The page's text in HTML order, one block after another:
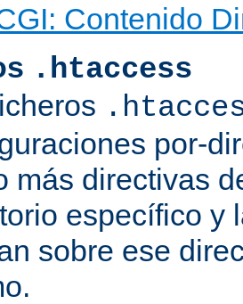
Contenido
.htaccess
por-
más directivas
específico y
sobre ese